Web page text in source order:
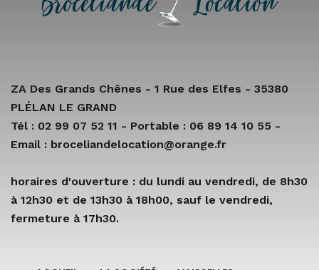
ZA Des Grands Chênes - 1 Rue des Elfes - 35380
PLÉLAN LE GRAND
Tél : 02 99 07 52 11 - Portable : 06 89 14 10 55 -
Email : broceliandelocation@orange.fr
horaires d'ouverture : du lundi au vendredi, de 8h30
à 12h30 et de 13h30 à 18h00, sauf le vendredi,
fermeture à 17h30.